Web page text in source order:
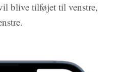
blive tilføjet til venstre,